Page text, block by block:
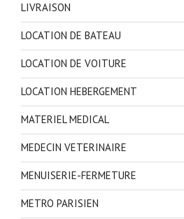
LIVRAISON
LOCATION DE BATEAU
LOCATION DE VOITURE
LOCATION HEBERGEMENT
MATERIEL MEDICAL
MEDECIN VETERINAIRE
MENUISERIE-FERMETURE
METRO PARISIEN